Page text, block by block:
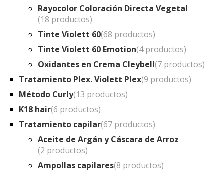
Rayocolor Coloración Directa Vegetal
(18 productos)
Tinte Violett 60(68 productos)
Tinte Violett 60 Emotion(4 productos)
Oxidantes en Crema Cleybell(7 productos)
Tratamiento Plex. Violett Plex(9 productos)
Método Curly(13 productos)
K18 hair(6 productos)
Tratamiento capilar(67 productos)
Aceite de Argán y Cáscara de Arroz
(2 productos)
Ampollas capilares(8 productos)